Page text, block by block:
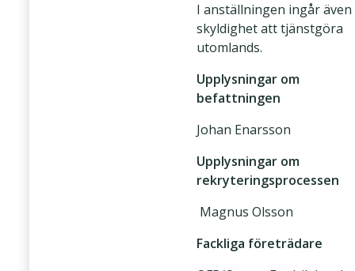
I anställningen ingår även
skyldighet att tjänstgöra
utomlands.
Upplysningar om
befattningen
Johan Enarsson
Upplysningar om
rekryteringsprocessen
Magnus Olsson
Fackliga företrädare